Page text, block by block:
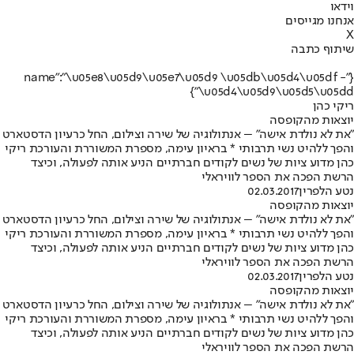
וידאו
אנחנו מגייסים
X
שיתוף כתבה
{"name":"\u05e8\u05d9\u05e7\u05d9 \u05db\u05d4\u05df -
\u05d4\u05d9\u05d5\u05dd"}
ריקי כהן
יוצאות מהקופסה
"את לא נולדת אישה" – אנתולוגיה של שירה וצילום, החל כרעיון הדסטארט
והפך ללהיט נשי תרבותי * בראיון עימה, מספרת המשוררת והעורכת ריקי
כהן מדוע ציות של נשים לקודים חברתיים הניע אותה לפעולה, וכיצד
הרשת הפכה את הספר לוויראלי
נטע הלפרין02.03.2017
יוצאות מהקופסה
"את לא נולדת אישה" – אנתולוגיה של שירה וצילום, החל כרעיון הדסטארט
והפך ללהיט נשי תרבותי * בראיון עימה, מספרת המשוררת והעורכת ריקי
כהן מדוע ציות של נשים לקודים חברתיים הניע אותה לפעולה, וכיצד
הרשת הפכה את הספר לוויראלי
נטע הלפרין02.03.2017
יוצאות מהקופסה
"את לא נולדת אישה" – אנתולוגיה של שירה וצילום, החל כרעיון הדסטארט
והפך ללהיט נשי תרבותי * בראיון עימה, מספרת המשוררת והעורכת ריקי
כהן מדוע ציות של נשים לקודים חברתיים הניע אותה לפעולה, וכיצד
הרשת הפכה את הספר לוויראלי